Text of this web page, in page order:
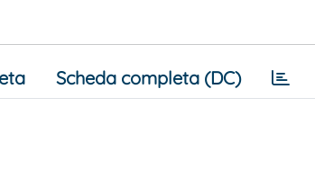
Scheda completa (DC)